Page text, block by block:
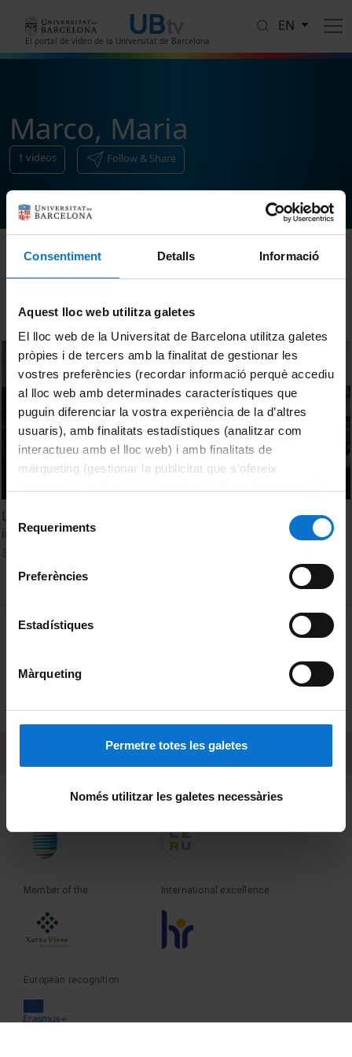
Consentiment Detalls Informació
Aquest lloc web utilitza galetes
El lloc web de la Universitat de Barcelona utilitza galetes
pròpies i de tercers amb la finalitat de gestionar les
vostres preferències (recordar informació perquè accediu
al lloc web amb determinades característiques que
puguin diferenciar la vostra experiència de la d’altres
usuaris), amb finalitats estadístiques (analitzar com
interactueu amb el lloc web) i amb finalitats de
màrqueting (gestionar la publicitat que s’ofereix
consultar laPolítica de galetes del lloc web de la
de Requeriments
Preferències
Estadístiques
Màrqueting
Permetre totes les galetes
Només utilitzar les galetes necessàries
El portal de vídeo de la Universitat de Barcelona
EN
Marco, Maria
1 videos Follow & Share
Sort
L’acolliment lingüístic: la immersió i l’educació plurilingüe i
intercultural. 1a. Jornada
MENÚ PEU 1
Terms and privacy
Founder of the Member of the
Member of the International excellence
European recognition